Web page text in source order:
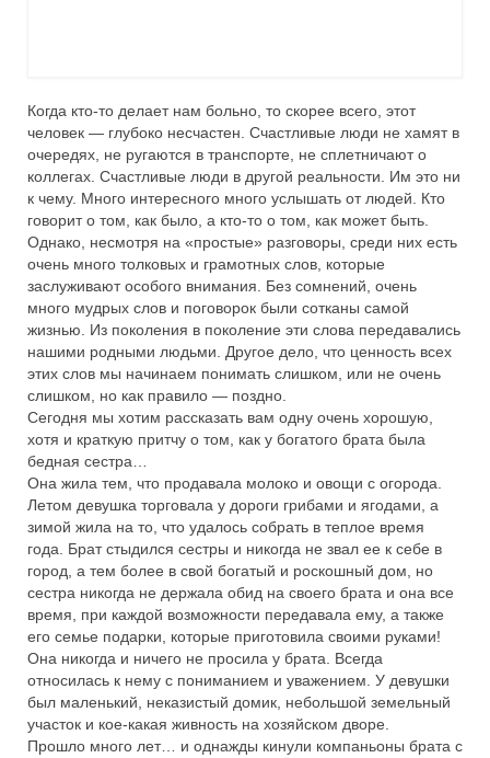
Когда кто-то делает нам больно, то скорее всего, этот
человек — глубоко несчастен. Счастливые люди не хамят в
очередях, не ругаются в транспорте, не сплетничают о
коллегах. Счастливые люди в другой реальности. Им это ни
к чему. Много интересного много услышать от людей. Кто
говорит о том, как было, а кто-то о том, как может быть.
Однако, несмотря на «простые» разговоры, среди них есть
очень много толковых и грамотных слов, которые
заслуживают особого внимания. Без сомнений, очень
много мудрых слов и поговорок были сотканы самой
жизнью. Из поколения в поколение эти слова передавались
нашими родными людьми. Другое дело, что ценность всех
этих слов мы начинаем понимать слишком, или не очень
слишком, но как правило — поздно.
Сегодня мы хотим рассказать вам одну очень хорошую,
хотя и краткую притчу о том, как у богатого брата была
бедная сестра…
Она жила тем, что продавала молоко и овощи с огорода.
Летом девушка торговала у дороги грибами и ягодами, а
зимой жила на то, что удалось собрать в теплое время
года. Брат стыдился сестры и никогда не звал ее к себе в
город, а тем более в свой богатый и роскошный дом, но
сестра никогда не держала обид на своего брата и она все
время, при каждой возможности передавала ему, а также
его семье подарки, которые приготовила своими руками!
Она никогда и ничего не просила у брата. Всегда
относилась к нему с пониманием и уважением. У девушки
был маленький, неказистый домик, небольшой земельный
участок и кое-какая живность на хозяйском дворе.
Прошло много лет… и однажды кинули компаньоны брата с